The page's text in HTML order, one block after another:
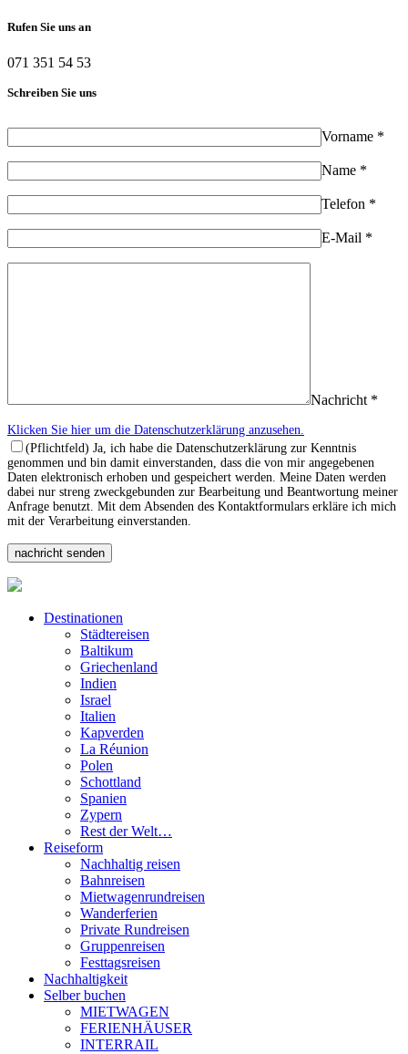
Rufen Sie uns an
071 351 54 53
Schreiben Sie uns
Vorname *
Name *
Telefon *
E-Mail *
Nachricht *
Klicken Sie hier um die Datenschutzerklärung anzusehen.
(Pflichtfeld) Ja, ich habe die Datenschutzerklärung zur Kenntnis
genommen und bin damit einverstanden, dass die von mir angegebenen
Daten elektronisch erhoben und gespeichert werden. Meine Daten werden
dabei nur streng zweckgebunden zur Bearbeitung und Beantwortung meiner
Anfrage benutzt. Mit dem Absenden des Kontaktformulars erkläre ich mich
mit der Verarbeitung einverstanden.
Destinationen
Städtereisen
Baltikum
Griechenland
Indien
Israel
Italien
Kapverden
La Réunion
Polen
Schottland
Spanien
Zypern
Rest der Welt…
Reiseform
Nachhaltig reisen
Bahnreisen
Mietwagenrundreisen
Wanderferien
Private Rundreisen
Gruppenreisen
Festtagsreisen
Nachhaltigkeit
Selber buchen
MIETWAGEN
FERIENHÄUSER
INTERRAIL